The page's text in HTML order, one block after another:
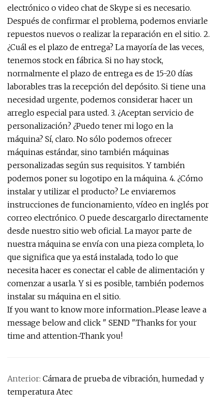
electrónico o video chat de Skype si es necesario.
Después de confirmar el problema, podemos enviarle
repuestos nuevos o realizar la reparación en el sitio. 2.
¿Cuál es el plazo de entrega? La mayoría de las veces,
tenemos stock en fábrica. Si no hay stock,
normalmente el plazo de entrega es de 15-20 días
laborables tras la recepción del depósito. Si tiene una
necesidad urgente, podemos considerar hacer un
arreglo especial para usted. 3. ¿Aceptan servicio de
personalización? ¿Puedo tener mi logo en la
máquina? Sí, claro. No sólo podemos ofrecer
máquinas estándar, sino también máquinas
personalizadas según sus requisitos. Y también
podemos poner su logotipo en la máquina. 4. ¿Cómo
instalar y utilizar el producto? Le enviaremos
instrucciones de funcionamiento, vídeo en inglés por
correo electrónico. O puede descargarlo directamente
desde nuestro sitio web oficial. La mayor parte de
nuestra máquina se envía con una pieza completa, lo
que significa que ya está instalada, todo lo que
necesita hacer es conectar el cable de alimentación y
comenzar a usarla. Y si es posible, también podemos
instalar su máquina en el sitio.
If you want to know more information...Please leave a
message below and click " SEND "Thanks for your
time and attention~Thank you!
Anterior: Cámara de prueba de vibración, humedad y
temperatura Atec